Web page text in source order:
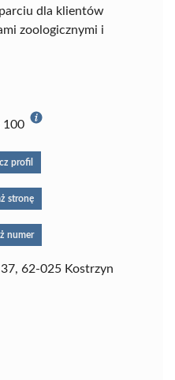
dla klientów
zoologicznymi i
100
profil
stronę
numer
37, 62-025 Kostrzyn